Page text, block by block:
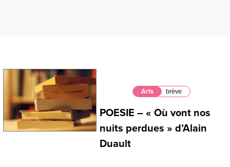
Arts brève
POESIE – « Où vont nos
nuits perdues » d’Alain
Duault